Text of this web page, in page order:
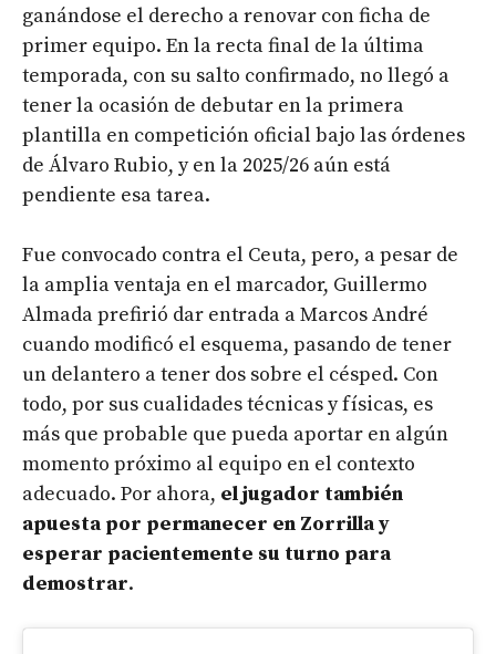
ganándose el derecho a renovar con ficha de
primer equipo. En la recta final de la última
temporada, con su salto confirmado, no llegó a
tener la ocasión de debutar en la primera
plantilla en competición oficial bajo las órdenes
de Álvaro Rubio, y en la 2025/26 aún está
pendiente esa tarea.
Fue convocado contra el Ceuta, pero, a pesar de
la amplia ventaja en el marcador, Guillermo
Almada prefirió dar entrada a Marcos André
cuando modificó el esquema, pasando de tener
un delantero a tener dos sobre el césped. Con
todo, por sus cualidades técnicas y físicas, es
más que probable que pueda aportar en algún
momento próximo al equipo en el contexto
adecuado. Por ahora, el jugador también
apuesta por permanecer en Zorrilla y
esperar pacientemente su turno para
demostrar.